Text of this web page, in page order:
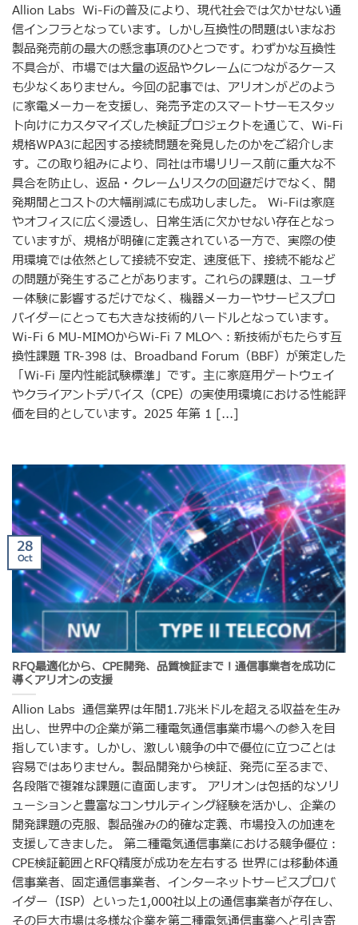
Allion Labs Wi-Fiの普及により、現代社会では欠かせない通
信インフラとなっています。しかし互換性の問題はいまなお
製品発売前の最大の懸念事項のひとつです。わずかな互換性
不具合が、市場では大量の返品やクレームにつながるケース
も少なくありません。今回の記事では、アリオンがどのよう
に家電メーカーを支援し、発売予定のスマートサーモスタッ
ト向けにカスタマイズした検証プロジェクトを通じて、Wi-Fi
規格WPA3に起因する接続問題を発見したのかをご紹介しま
す。この取り組みにより、同社は市場リリース前に重大な不
具合を防止し、返品・クレームリスクの回避だけでなく、開
発期間とコストの大幅削減にも成功しました。 Wi-Fiは家庭
やオフィスに広く浸透し、日常生活に欠かせない存在となっ
ていますが、規格が明確に定義されている一方で、実際の使
用環境では依然として接続不安定、速度低下、接続不能など
の問題が発生することがあります。これらの課題は、ユーザ
ー体験に影響するだけでなく、機器メーカーやサービスプロ
バイダーにとっても大きな技術的ハードルとなっています。
Wi-Fi 6 MU-MIMOからWi-Fi 7 MLOへ：新技術がもたらす互
換性課題 TR-398 は、Broadband Forum（BBF）が策定した
「Wi-Fi 屋内性能試験標準」です。主に家庭用ゲートウェイ
やクライアントデバイス（CPE）の実使用環境における性能評
価を目的としています。2025 年第 1 [...]
RFQ最適化から、CPE開発、品質検証まで！通信事業者を成功に
導くアリオンの支援
Allion Labs 通信業界は年間1.7兆米ドルを超える収益を生み
出し、世界中の企業が第二種電気通信事業市場への参入を目
指しています。しかし、激しい競争の中で優位に立つことは
容易ではありません。製品開発から検証、発売に至るまで、
各段階で複雑な課題に直面します。 アリオンは包括的なソリ
ューションと豊富なコンサルティング経験を活かし、企業の
開発課題の克服、製品強みの的確な定義、市場投入の加速を
支援してきました。 第二種電気通信事業における競争優位：
CPE検証範囲とRFQ精度が成功を左右する 世界には移動体通
信事業者、固定通信事業者、インターネットサービスプロバ
イダー（ISP）といった1,000社以上の通信事業者が存在し、
28
Oct